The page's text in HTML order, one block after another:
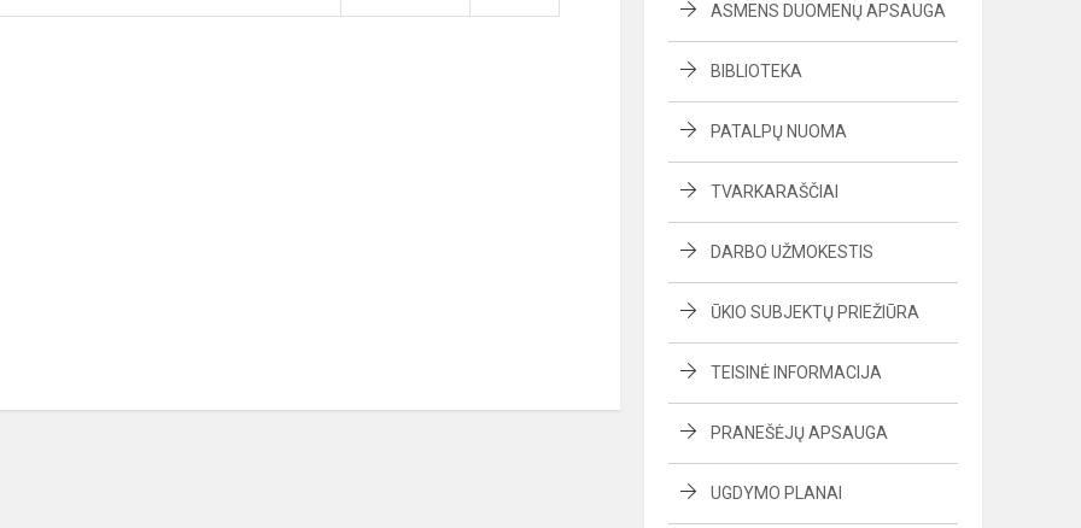
ASMENS DUOMENŲ APSAUGA
BIBLIOTEKA
PATALPŲ NUOMA
TVARKARAŠČIAI
DARBO UŽMOKESTIS
ŪKIO SUBJEKTŲ PRIEŽIŪRA
TEISINĖ INFORMACIJA
PRANEŠĖJŲ APSAUGA
UGDYMO PLANAI